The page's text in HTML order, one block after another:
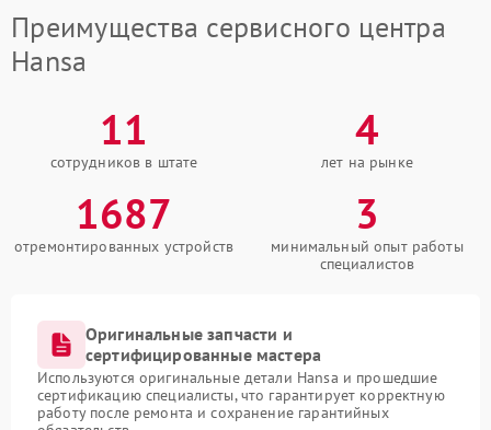
Преимущества сервисного центра
Hansa
11
сотрудников в штате
4
лет на рынке
1687
отремонтированных устройств
3
минимальный опыт работы
специалистов
Оригинальные запчасти и
сертифицированные мастера
Используются оригинальные детали Hansa и прошедшие
сертификацию специалисты, что гарантирует корректную
работу после ремонта и сохранение гарантийных